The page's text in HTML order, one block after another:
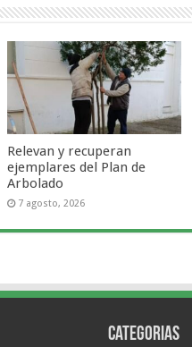
Relevan y recuperan
ejemplares del Plan de
Arbolado
7 agosto, 2026
Categorias